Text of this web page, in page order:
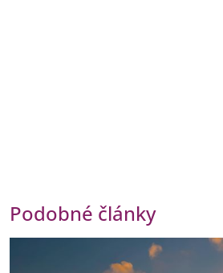
Podobné články